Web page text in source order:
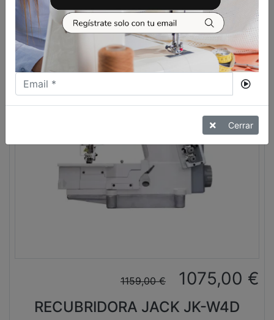
VER MÁS
1159,00 € 1075,00 €
RECUBRIDORA JACK JK-W4D
Cerrar